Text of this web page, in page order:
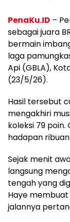
PenaKu.ID –
sebagai juara
bermain
laga
Api (GBLA),
(23/5/26).
Hasil tersebut
mengakhiri
koleksi 79 poin.
hadapan
Sejak menit
langsung
tengah yang
Haye
jalannya